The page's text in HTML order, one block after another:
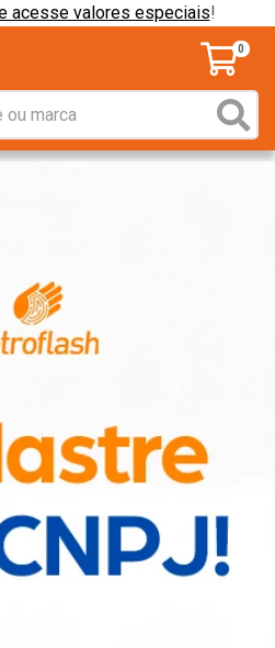
acesse valores especiais!
0